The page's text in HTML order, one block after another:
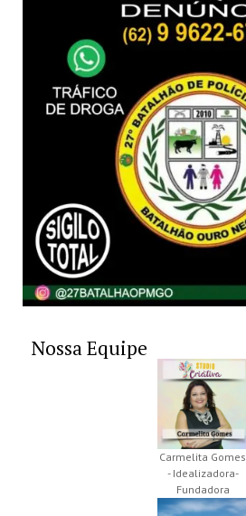
Nossa Equipe
Carmelita Gomes
- Idealizadora-
Fundadora